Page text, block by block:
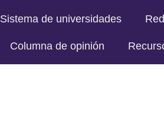
Sistema de universidades
Columna de opinión